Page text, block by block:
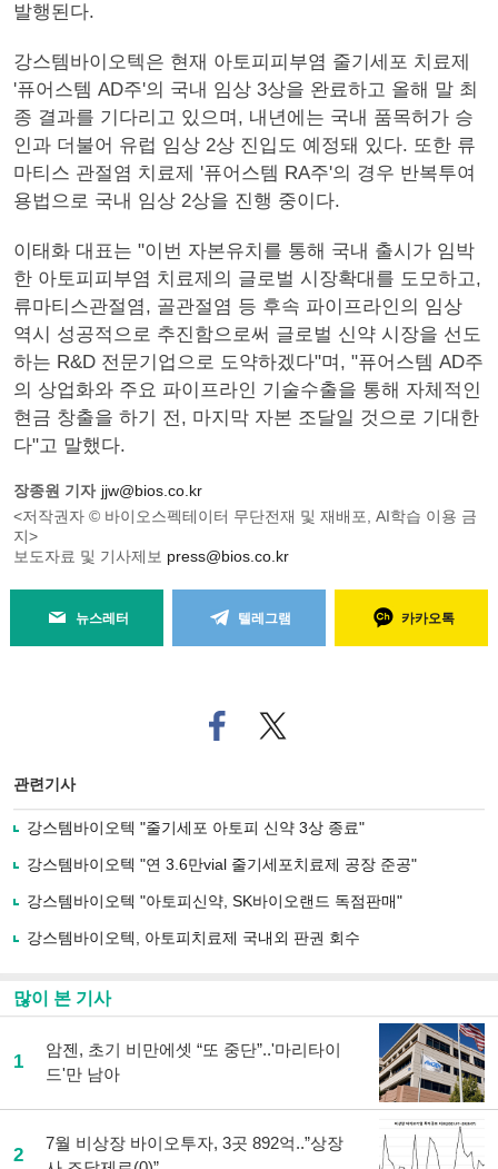
발행된다.
강스템바이오텍은 현재 아토피피부염 줄기세포 치료제
'퓨어스템 AD주'의 국내 임상 3상을 완료하고 올해 말 최
종 결과를 기다리고 있으며, 내년에는 국내 품목허가 승
인과 더불어 유럽 임상 2상 진입도 예정돼 있다. 또한 류
마티스 관절염 치료제 '퓨어스템 RA주'의 경우 반복투여
용법으로 국내 임상 2상을 진행 중이다.
이태화 대표는 "이번 자본유치를 통해 국내 출시가 임박
한 아토피피부염 치료제의 글로벌 시장확대를 도모하고,
류마티스관절염, 골관절염 등 후속 파이프라인의 임상
역시 성공적으로 추진함으로써 글로벌 신약 시장을 선도
하는 R&D 전문기업으로 도약하겠다"며, "퓨어스템 AD주
의 상업화와 주요 파이프라인 기술수출을 통해 자체적인
현금 창출을 하기 전, 마지막 자본 조달일 것으로 기대한
다"고 말했다.
장종원 기자 jjw@bios.co.kr
<저작권자 © 바이오스펙테이터 무단전재 및 재배포, AI학습 이용 금
지>
보도자료 및 기사제보 press@bios.co.kr
뉴스레터 텔레그램 카카오톡
페
이
로
기
사
유
기
트위
터로
관련기사
강스템바이오텍 "줄기세포 아토피 신약 3상 종료"
강스템바이오텍 "연 3.6만vial 줄기세포치료제 공장 준공"
강스템바이오텍 "아토피신약, SK바이오랜드 독점판매"
강스템바이오텍, 아토피치료제 국내외 판권 회수
많이 본 기사
1
암젠, 초기 비만에셋 “또 중단”..'마리타이
드'만 남아
2
7월 비상장 바이오투자, 3곳 892억..”상장